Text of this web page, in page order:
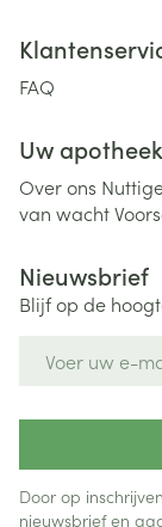
FAQ
Uw apotheek
Over ons
van wacht
Nieuwsbrief
Blijf op de
Door op
nieuwsbrief en